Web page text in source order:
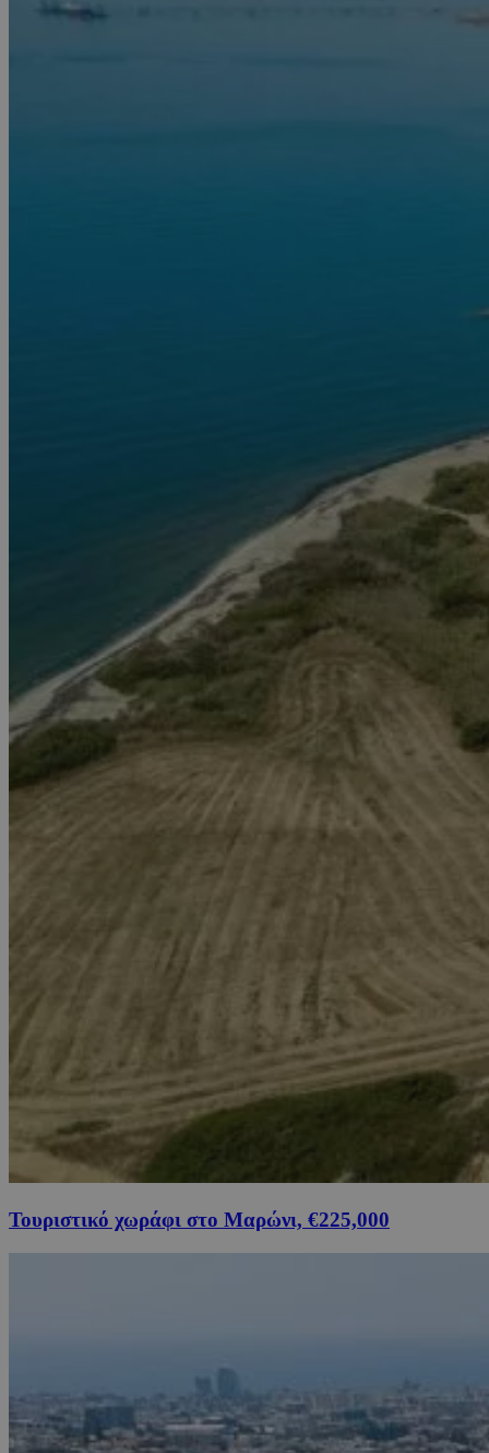
Τουριστικό χωράφι στο Μαρώνι, €225,000